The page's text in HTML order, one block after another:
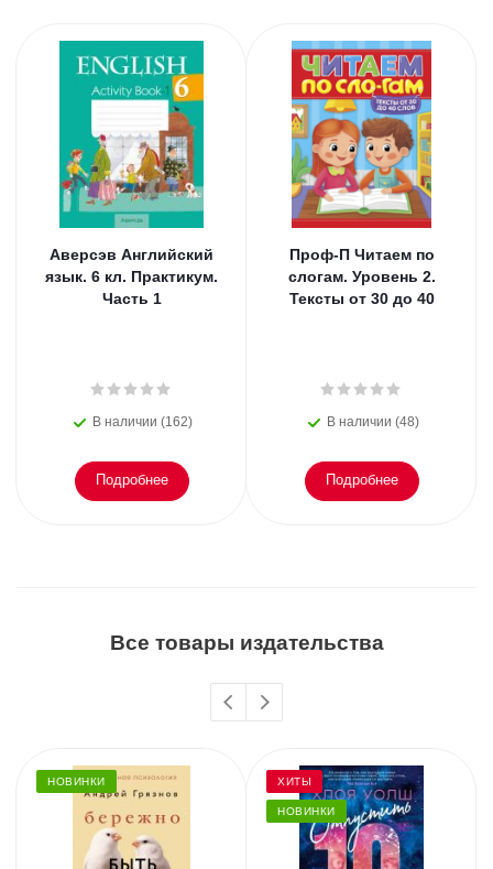
Аверсэв Английский
язык. 6 кл. Практикум.
Часть 1
В наличии (162)
Подробнее
Проф-П Читаем по
слогам. Уровень 2.
Тексты от 30 до 40
В наличии (48)
Подробнее
Все товары издательства
НОВИНКИ ХИТЫ
НОВИНКИ